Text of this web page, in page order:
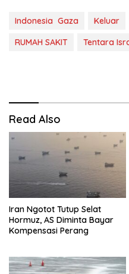
Indonesia Gaza Keluar
RUMAH SAKIT
Tentara
Read Also
Iran Ngotot Tutup Selat
Hormuz, AS Diminta Bayar
Kompensasi Perang